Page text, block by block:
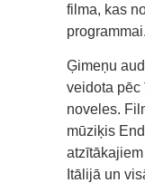
filma, kas
programmai.
Ģimeņu
veidota pēc
noveles.
mūziķis
Itālijā un